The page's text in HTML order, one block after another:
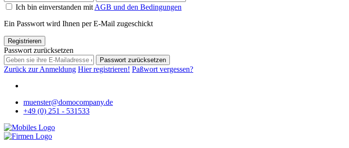
Ich bin einverstanden mit AGB und den Bedingungen
Ein Passwort wird Ihnen per E-Mail zugeschickt
Registrieren
Passwort zurücksetzen
Passwort zurücksetzen
Zurück zur Anmeldung Hier registrieren! Paßwort vergessen?
muenster@domocompany.de
+49 (0) 251 - 531533